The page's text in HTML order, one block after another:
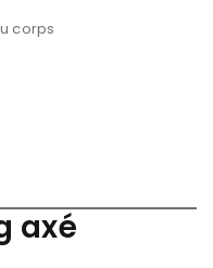
corps
axé